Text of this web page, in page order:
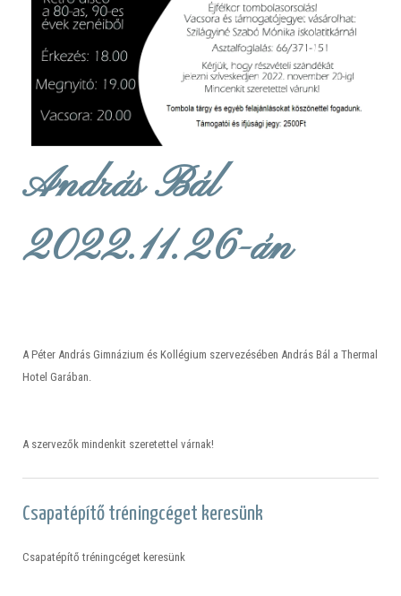
András Bál
2022.11.26-án
A Péter András Gimnázium és Kollégium szervezésében András Bál a Thermal
Hotel Garában.
A szervezők mindenkit szeretettel várnak!
Csapatépítő tréningcéget keresünk
Csapatépítő tréningcéget keresünk